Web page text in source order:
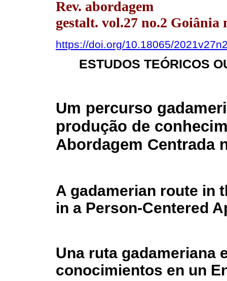
Rev. abordagem
gestalt. vol.27 no.2 Goiânia
https://doi.org/10.18065/
ESTUDOS TEÓRICOS
Um percurso
produção de
Abordagem Centrada
A gadamerian route in
in a Person-Centered
Una ruta gadameriana
conocimientos en un